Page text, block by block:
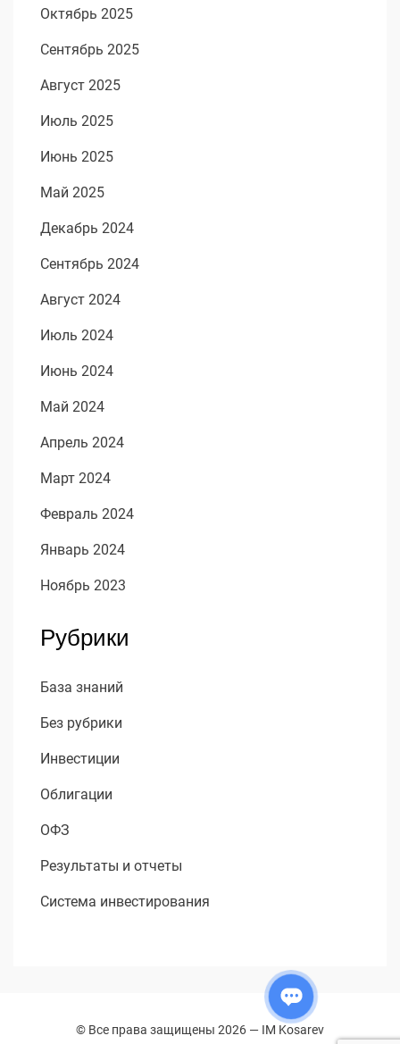
Октябрь 2025
Сентябрь 2025
Август 2025
Июль 2025
Июнь 2025
Май 2025
Декабрь 2024
Сентябрь 2024
Август 2024
Июль 2024
Июнь 2024
Май 2024
Апрель 2024
Март 2024
Февраль 2024
Январь 2024
Ноябрь 2023
Рубрики
База знаний
Без рубрики
Инвестиции
Облигации
ОФЗ
Результаты и отчеты
Система инвестирования
© Все права защищены 2026 — IM Kosarev